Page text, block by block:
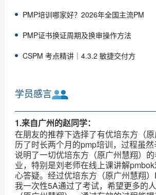
PMP培训哪家好？2026年全国主流PM
PMP证书换证周期及换审操作方法
CSPM 考点精讲｜4.3.2 敏捷交付方
学员感言
1.来自广州的赵同学：
在朋友的推荐下选择了有优培东方（
历了时长两个月的pmp培训，过程虽
说明了一切优培东方（原广州慧翔）
业，特别是刘老师在线上课讲解
心答疑。经过优培东方（原广州慧翔）
我一次性5A通过了考试，希望更多的